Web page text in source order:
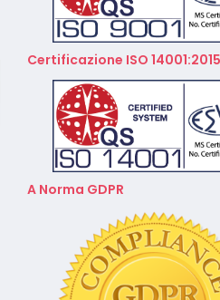
Calendario Corsi
Videoconferenza
Febbraio 2026
Certificazione ISO 14001:2015
A Norma GDPR